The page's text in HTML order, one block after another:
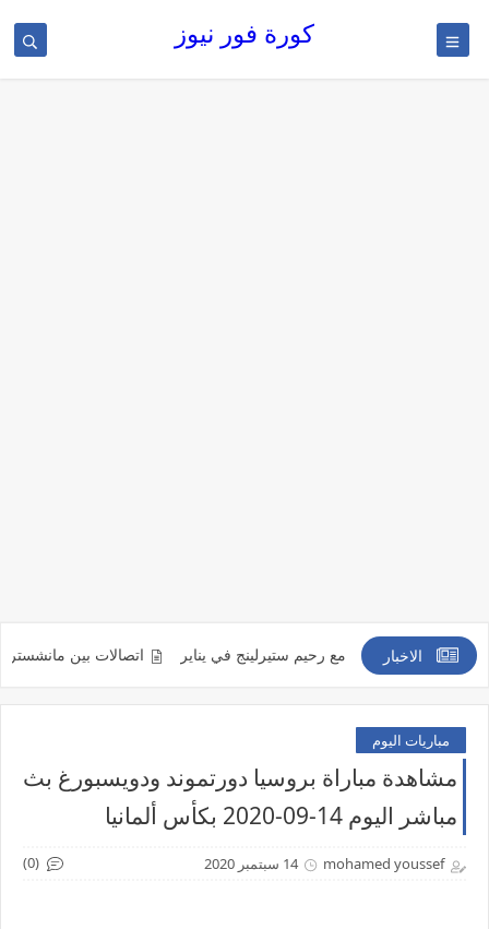
كورة فور نيوز
الاخبار
من التعاقد مع رحيم ستيرلينج في يناير اتصالات بين مانشستر يونايتد
مباريات اليوم
مشاهدة مباراة بروسيا دورتموند ودويسبورغ بث
مباشر اليوم 14-09-2020 بكأس ألمانيا
mohamed youssef 14 سبتمبر 2020 (0)